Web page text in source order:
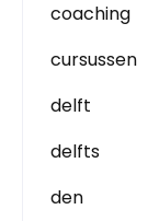
coaching
cursussen
delft
delfts
den